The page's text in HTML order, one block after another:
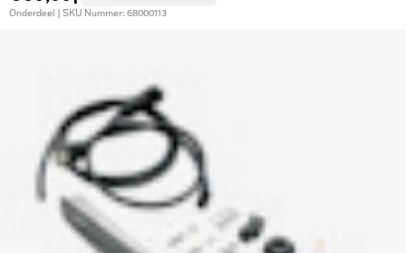
Onderdeel | SKU Nummer: 68000113